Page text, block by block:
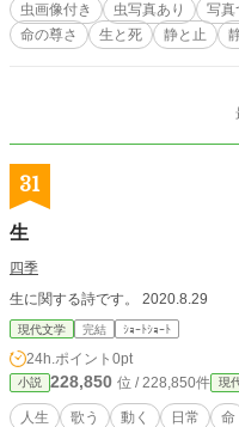
虫画像付き 虫写真あり 写真
命の尊さ
生と死 静と止
31
生
四季
生に関する詩です。 2020.8.29
現代文学 完結 ｼｮｰﾄｼｮｰﾄ
24h.ポイント 0pt
小説 228,850 位 / 228,850件 現
人生 歌う 動く 日常 命